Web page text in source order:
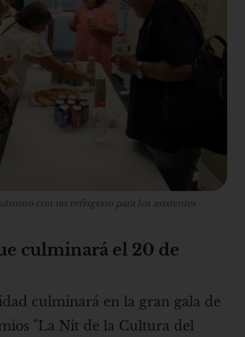
con un refrigerio para los asistentes
culminará el 20 de
culminará en la gran gala de
"La Nit de la Cultura del